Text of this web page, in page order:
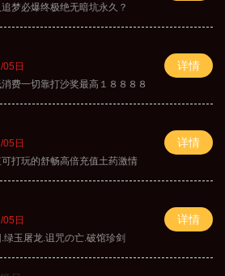
梦必爆终极绝无暗坑永久？
05日
消费一切靠打沙奖最高１８８８８
详情
05日
可打玩的舒畅高倍充值土药激情
详情
05日
绿玉屠龙.诅咒の亡.破馆珍剑
详情